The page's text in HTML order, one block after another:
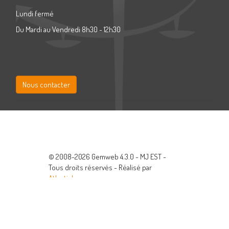
Lundi fermé
Du Mardi au Vendredi 8h30 - 12h30
Nous contacter
© 2008-2026 Gemweb 4.3.0 - MJ EST -
Tous droits réservés - Réalisé par
Atlanticlog